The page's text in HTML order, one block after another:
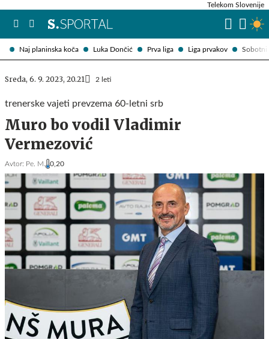
Naj planinska koča Luka Dončić Prva liga Liga prvakov Sobotni
Telekom Slovenije
Sreda, 6. 9. 2023, 20.21 2 leti
trenerske vajeti prevzema 60-letni srb
Muro bo vodil Vladimir
Vermezović
Avtor: Pe. M. 0,20